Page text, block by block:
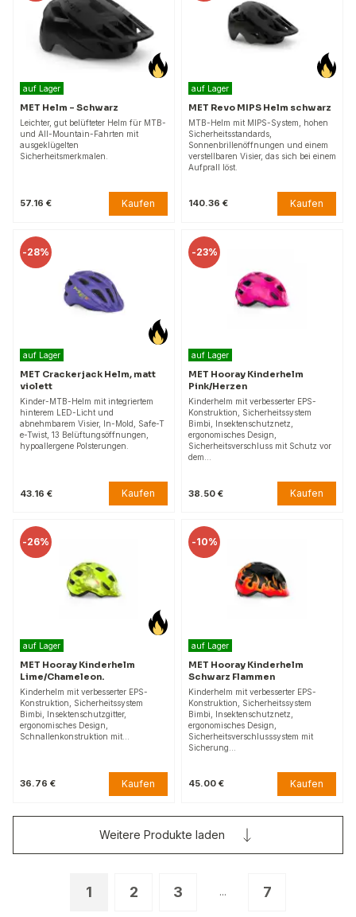
auf Lager
MET Helm – Schwarz
Leichter, gut belüfteter Helm für MTB-
und All-Mountain-Fahrten mit
ausgeklügelten
Sicherheitsmerkmalen.
57.16 € Kaufen
auf Lager
MET Revo MIPS Helm schwarz
MTB-Helm mit MIPS-System, hohen
Sicherheitsstandards,
Sonnenbrillenöffnungen und einem
verstellbaren Visier, das sich bei einem
Aufprall löst.
140.36 € Kaufen
-28%
auf Lager
MET Crackerjack Helm, matt
violett
Kinder-MTB-Helm mit integriertem
hinterem LED-Licht und
abnehmbarem Visier, In-Mold, Safe-T
e-Twist, 13 Belüftungsöffnungen,
hypoallergene Polsterungen.
43.16 € Kaufen
-23%
auf Lager
MET Hooray Kinderhelm
Pink/Herzen
Kinderhelm mit verbesserter EPS-
Konstruktion, Sicherheitssystem
Bimbi, Insektenschutznetz,
ergonomisches Design,
Sicherheitsverschluss mit Schutz vor
dem…
38.50 € Kaufen
-26%
auf Lager
MET Hooray Kinderhelm
Lime/Chameleon.
Kinderhelm mit verbesserter EPS-
Konstruktion, Sicherheitssystem
Bimbi, Insektenschutzgitter,
ergonomisches Design,
Schnallenkonstruktion mit…
36.76 € Kaufen
-10%
auf Lager
MET Hooray Kinderhelm
Schwarz Flammen
Kinderhelm mit verbesserter EPS-
Konstruktion, Sicherheitssystem
Bimbi, Insektenschutznetz,
ergonomisches Design,
Sicherheitsverschlusssystem mit
Sicherung…
45.00 € Kaufen
1 2 3 ... 7
Weitere Produkte laden